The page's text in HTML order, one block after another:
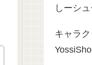
しーシ
キャラ